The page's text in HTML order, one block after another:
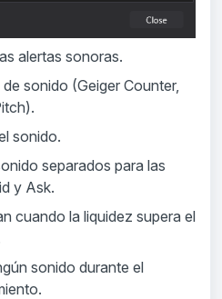
alertas sonoras.
sonido (Geiger Counter,
sonido.
separados para las
y Ask.
cuando la liquidez supera el
sonido durante el